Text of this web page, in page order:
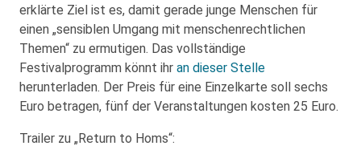
erklärte Ziel ist es, damit gerade junge Menschen für
einen „sensiblen Umgang mit menschenrechtlichen
Themen“ zu ermutigen. Das vollständige
Festivalprogramm könnt ihr an dieser Stelle
herunterladen. Der Preis für eine Einzelkarte soll sechs
Euro betragen, fünf der Veranstaltungen kosten 25 Euro.
Trailer zu „Return to Homs“: